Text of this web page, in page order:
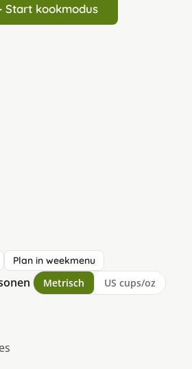
Start kookmodus
Plan in weekmenu
Metrisch US cups/oz